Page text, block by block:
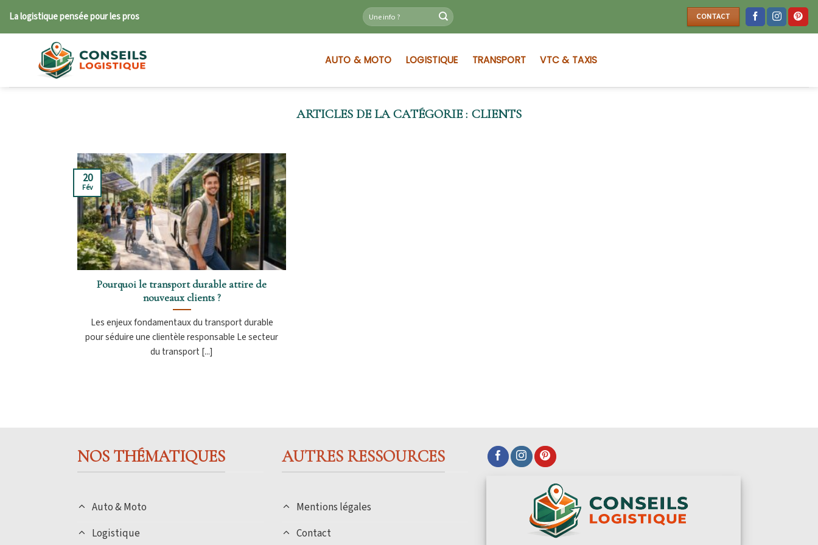
La logistique pensée pour les pros CONTACT
AUTO & MOTO LOGISTIQUE TRANSPORT VTC & TAXIS
CLIENTS
Pourquoi le transport durable attire de
nouveaux clients ?
Les enjeux fondamentaux du transport durable
pour séduire une clientèle responsable Le secteur
du transport [...]
20
Fév
NOS THÉMATIQUES
Auto & Moto
Logistique
AUTRES RESSOURCES
Mentions légales
Contact